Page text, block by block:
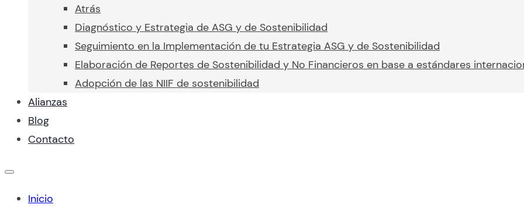
Atrás
Diagnóstico y Estrategia de ASG y de Sostenibilidad
Seguimiento en la Implementación de tu Estrategia ASG y de Sostenibilidad
Elaboración de Reportes de Sostenibilidad y No Financieros en base a estándares
Adopción de las NIIF de sostenibilidad
Alianzas
Blog
Contacto
Inicio